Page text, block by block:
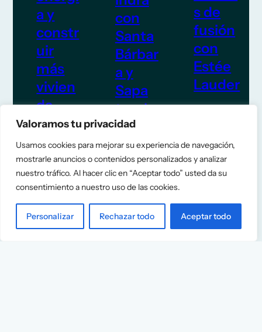
Valoramos tu privacidad
Usamos cookies para mejorar su experiencia de navegación,
mostrarle anuncios o contenidos personalizados y analizar
nuestro tráfico. Al hacer clic en “Aceptar todo” usted da su
consentimiento a nuestro uso de las cookies.
Personalizar Rechazar todo Aceptar todo
a y
constr
uir
más
vivien
da
5 de junio
de 2026
con
Santa
Bárbar
a y
Sapa
tras la
salida
de
Escrib
ano
s de
fusión
con
Estée
Lauder
de 2026